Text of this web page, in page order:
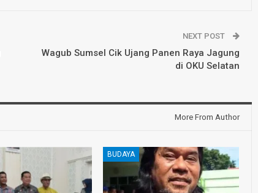
NEXT POST
Wagub Sumsel Cik Ujang Panen Raya Jagung
di OKU Selatan
More From Author
BUDAYA